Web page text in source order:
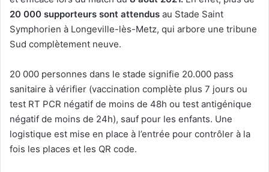
20 000 supporteurs sont attendus au Stade Saint
Symphorien à Longeville-lès-Metz, qui arbore une tribune
Sud complètement neuve.
20 000 personnes dans le stade signifie 20.000 pass
sanitaire à vérifier (vaccination complète plus 7 jours ou
test RT PCR négatif de moins de 48h ou test antigénique
négatif de moins de 24h), sauf pour les enfants. Une
logistique est mise en place à l’entrée pour contrôler à la
fois les places et les QR code.